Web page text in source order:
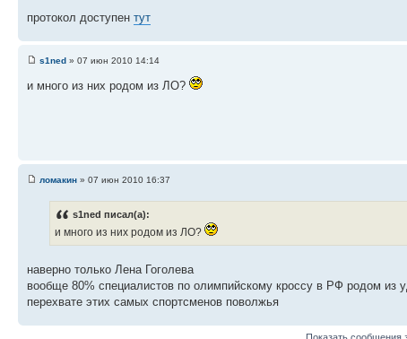
протокол доступен тут
s1ned » 07 июн 2010 14:14
и много из них родом из ЛО?
ломакин » 07 июн 2010 16:37
s1ned писал(а):
и много из них родом из ЛО?
наверно только Лена Гоголева
вообще 80% специалистов по олимпийскому кроссу в РФ родом из
перехвате этих самых спортсменов поволжья